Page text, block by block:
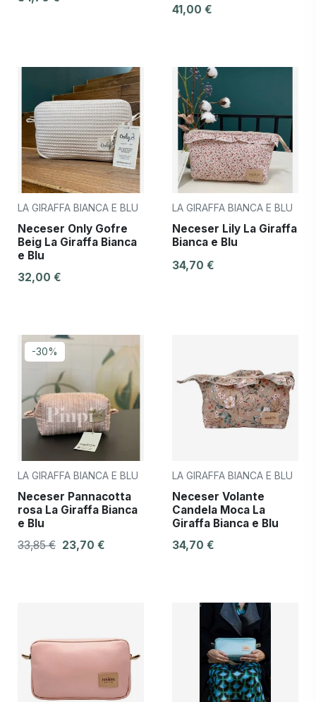
41,00 €
LA GIRAFFA BIANCA E BLU
Neceser Only Gofre
Beig La Giraffa Bianca
e Blu
32,00 €
LA GIRAFFA BIANCA E BLU
Neceser Lily La Giraffa
Bianca e Blu
34,70 €
-30%
LA GIRAFFA BIANCA E BLU
Neceser Pannacotta
rosa La Giraffa Bianca
e Blu
33,85 € 23,70 €
LA GIRAFFA BIANCA E BLU
Neceser Volante
Candela Moca La
Giraffa Bianca e Blu
34,70 €